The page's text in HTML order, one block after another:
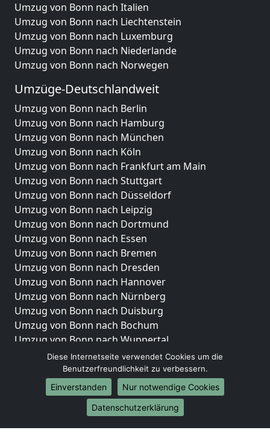
Umzug von Bonn nach Italien
Umzug von Bonn nach Liechtenstein
Umzug von Bonn nach Luxemburg
Umzug von Bonn nach Niederlande
Umzug von Bonn nach Norwegen
Umzüge-Deutschlandweit
Umzug von Bonn nach Berlin
Umzug von Bonn nach Hamburg
Umzug von Bonn nach München
Umzug von Bonn nach Köln
Umzug von Bonn nach Frankfurt am Main
Umzug von Bonn nach Stuttgart
Umzug von Bonn nach Düsseldorf
Umzug von Bonn nach Leipzig
Umzug von Bonn nach Dortmund
Umzug von Bonn nach Essen
Umzug von Bonn nach Bremen
Umzug von Bonn nach Dresden
Umzug von Bonn nach Hannover
Umzug von Bonn nach Nürnberg
Umzug von Bonn nach Duisburg
Umzug von Bonn nach Bochum
Umzug von Bonn nach Wuppertal
Umzug von Bonn nach Bielefeld
Umzug von Bonn nach Bonn
Umzug von Bonn nach Münster
Internationale-Umzüge
Umzug von Bonn nach Brasilien
Diese Internetseite verwendet Cookies um die
Benutzerfreundlichkeit zu verbessern.
Einverstanden
Nur notwendige Cookies
Datenschutzerklärung